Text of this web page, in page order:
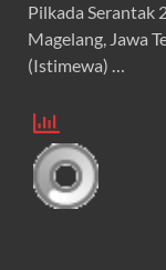
Pilkada Serantak
Magelang, Jawa
(Istimewa) …